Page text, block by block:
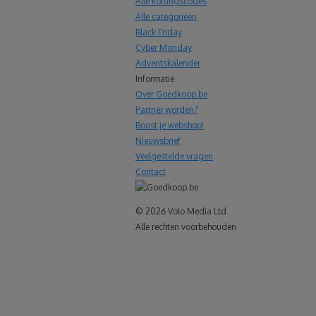
Alle categorieën
Black Friday
Cyber Monday
Adventskalender
Informatie
Over Goedkoop.be
Partner worden?
Boost je webshop!
Nieuwsbrief
Veelgestelde vragen
Contact
© 2026 Volo Media Ltd
Alle rechten voorbehouden